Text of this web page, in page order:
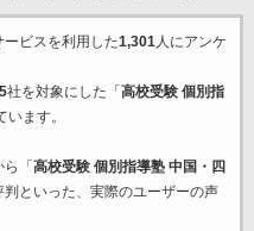
ビスを利用した1,301人にアンケ
社を対象にした「 高校受験 個別指
ます。
「 高校受験 個別指導塾 中国・四
といった、実際のユーザーの声